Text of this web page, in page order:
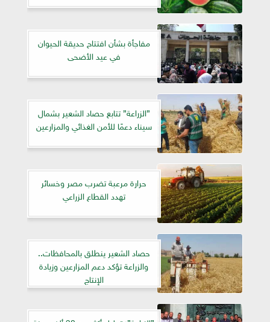
مفاجأة بشأن افتتاح حديقة الحيوان
في عيد الأضحى
”الزراعة” تتابع حصاد الشعير بشمال
سيناء دعمًا للأمن الغذائي والمزارعين
حرارة مرعبة تضرب مصر وخسائر
تهدد القطاع الزراعي
حصاد الشعير ينطلق بالمحافظات..
والزراعة تؤكد دعم المزارعين وزيادة
الإنتاج